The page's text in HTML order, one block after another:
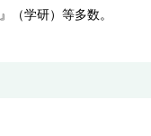
（学研）等多数。